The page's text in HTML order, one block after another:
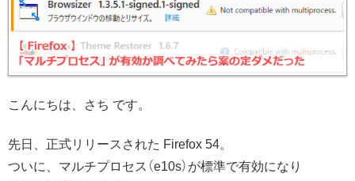
こんにちは、さち です。
先日、正式リリースされた Firefox 54。
ついに、マルチプロセス（e10s）が標準で有効になり